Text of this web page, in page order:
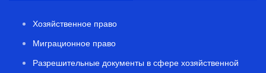
Хозяйственное право
Миграционное право
Разрешительные документы в сфере хозяйственной